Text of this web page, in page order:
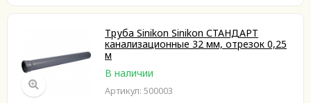
Труба Sinikon Sinikon СТАНДАРТ
канализационные 32 мм, отрезок 0,25
м
В наличии
Артикул: 500003